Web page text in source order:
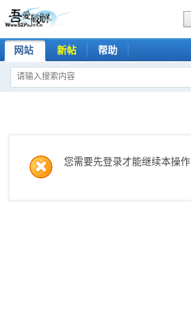
网站 新帖 帮助
您需要先登录才能继续本操作